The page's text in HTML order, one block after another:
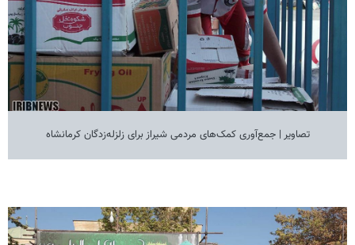
تصاویر | جمع‌آوری کمک‌های مردمی شیراز برای زلزله‌زدگان کرمانشاه